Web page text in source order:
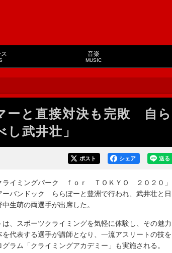
音楽
MUSIC
ーと直接対決も完敗 自ら
武井壮」
送る
シェア
ポスト
ライミングパーク ｆｏｒ ＴＯＫＹＯ ２０２０」
バンドック ららぽーと豊洲で行われ、武井壮と日
生萌の両選手が出席した。
、スポーツクライミングを気軽に体験し、その魅力
代表する選手が講師となり、一流アスリートの技を
ラム「クライミングアカデミー」も実施される。